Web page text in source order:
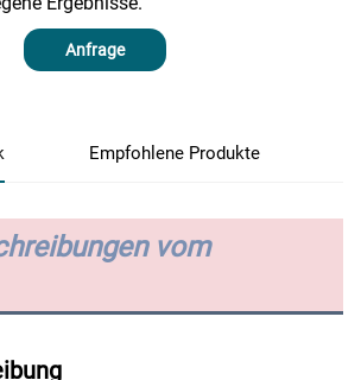
Anfrage
Empfohlene Produkte
vom